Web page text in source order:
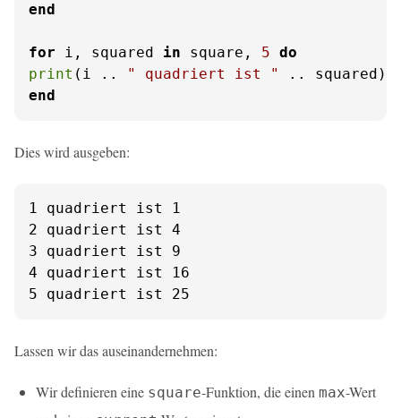
end
for i, squared in square, 5 do
print (i .. " quadriert ist "
end
Dies wird ausgeben:
1 quadriert ist 1
2 quadriert ist 4
3 quadriert ist 9
4 quadriert ist 16
5 quadriert ist 25
Lassen wir das auseinandernehmen:
Wir definieren eine square-Funktion, die einen max-Wert